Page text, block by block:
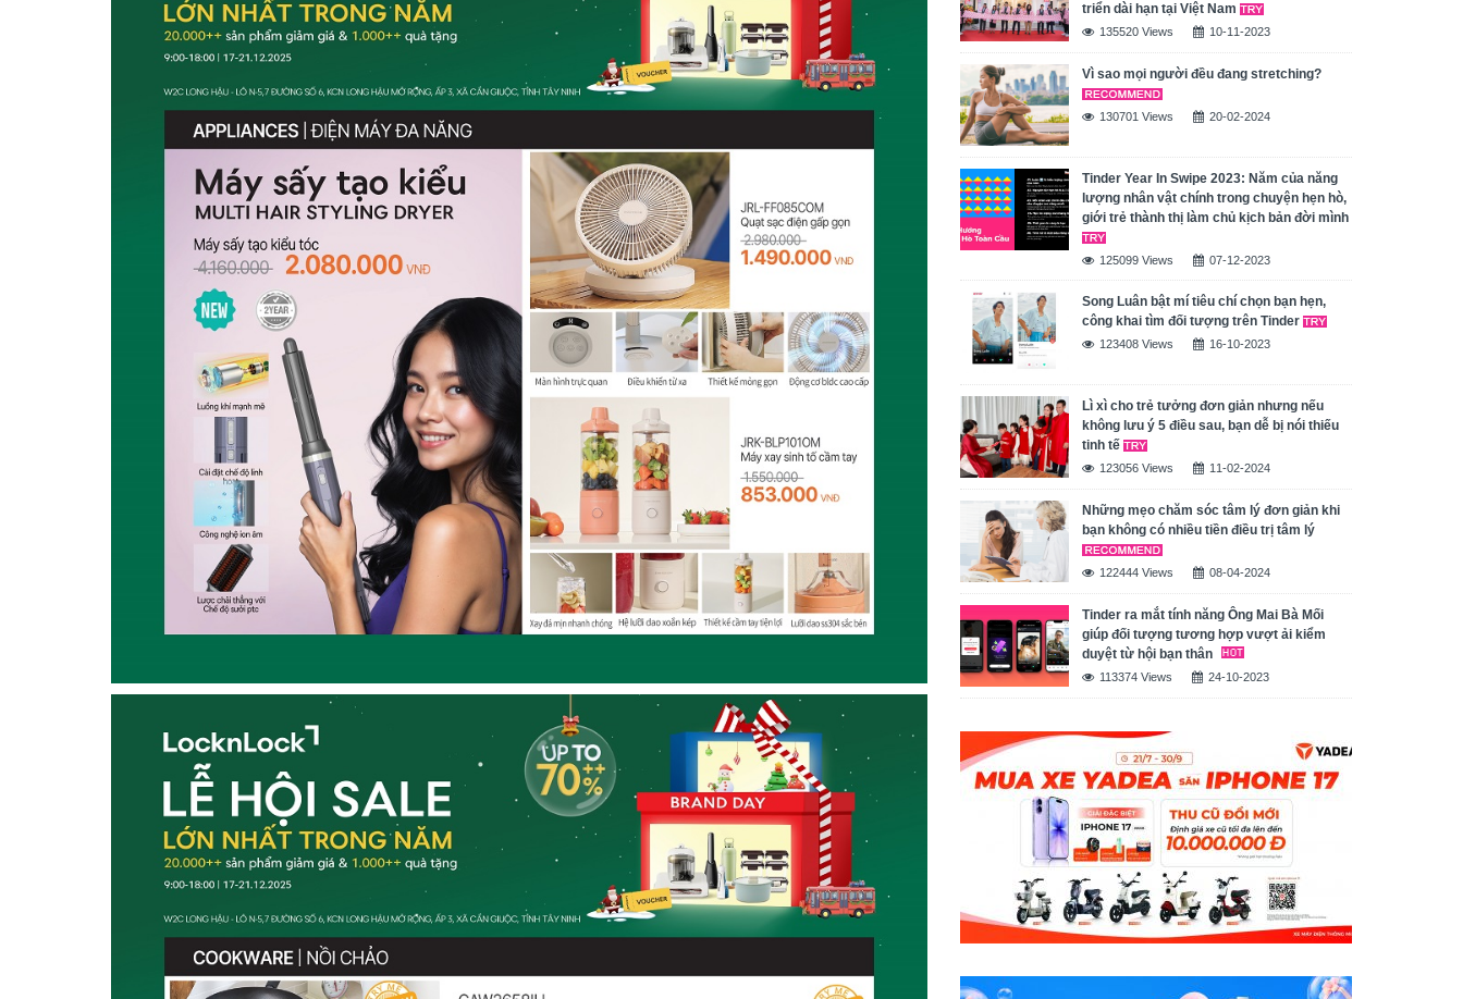
triển dài hạn tại Việt Nam
135520 Views 10-11-2023
Vì sao mọi người đều đang stretching?
130701 Views 20-02-2024
Tinder Year In Swipe 2023: Năm của năng
lượng nhân vật chính trong chuyện hẹn hò,
giới trẻ thành thị làm chủ kịch bản đời mình
125099 Views 07-12-2023
Song Luân bật mí tiêu chí chọn bạn hẹn,
công khai tìm đối tượng trên Tinder
123408 Views 16-10-2023
Lì xì cho trẻ tưởng đơn giản nhưng nếu
không lưu ý 5 điều sau, bạn dễ bị nói thiếu
tinh tế
123056 Views 11-02-2024
Những mẹo chăm sóc tâm lý đơn giản khi
bạn không có nhiều tiền điều trị tâm lý
122444 Views 08-04-2024
Tinder ra mắt tính năng Ông Mai Bà Mối
giúp đối tượng tương hợp vượt ải kiểm
duyệt từ hội bạn thân
113374 Views 24-10-2023